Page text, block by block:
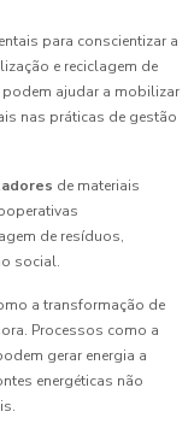
para conscientizar a
e reciclagem de
ajudar a mobilizar
nas práticas de gestão
de materiais
de resíduos,
social.
a transformação de
Processos como a
gerar energia a
energéticas não